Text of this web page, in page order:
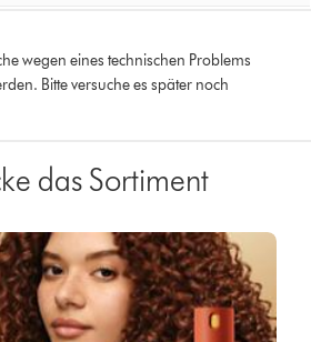
wegen eines technischen Problems
Bitte versuche es später noch
das Sortiment